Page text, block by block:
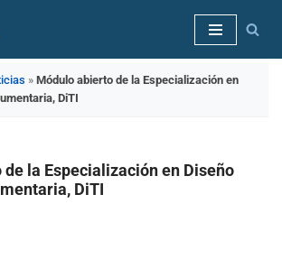
» Módulo abierto de la Especialización en
DiTI
la Especialización en Diseño
DiTI